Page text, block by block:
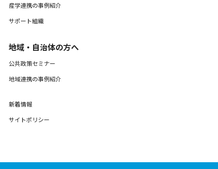
産学連携の事例紹介
サポート組織
地域・自治体の方へ
公共政策セミナー
地域連携の事例紹介
新着情報
サイトポリシー